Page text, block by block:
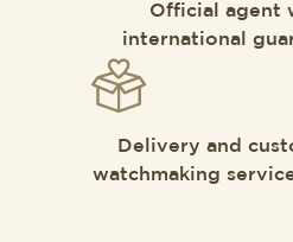
Official agent
international
Delivery and
watchmaking